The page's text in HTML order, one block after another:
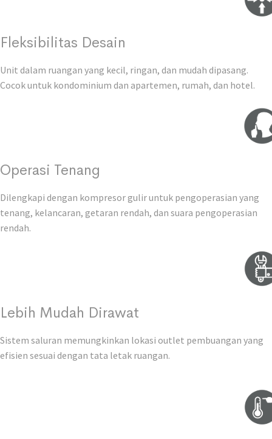
Fleksibilitas Desain
Unit dalam ruangan yang kecil, ringan, dan mudah dipasang.
Cocok untuk kondominium dan apartemen, rumah, dan hotel.
Operasi Tenang
Dilengkapi dengan kompresor gulir untuk pengoperasian yang
tenang, kelancaran, getaran rendah, dan suara pengoperasian
rendah.
Lebih Mudah Dirawat
Sistem saluran memungkinkan lokasi outlet pembuangan yang
efisien sesuai dengan tata letak ruangan.